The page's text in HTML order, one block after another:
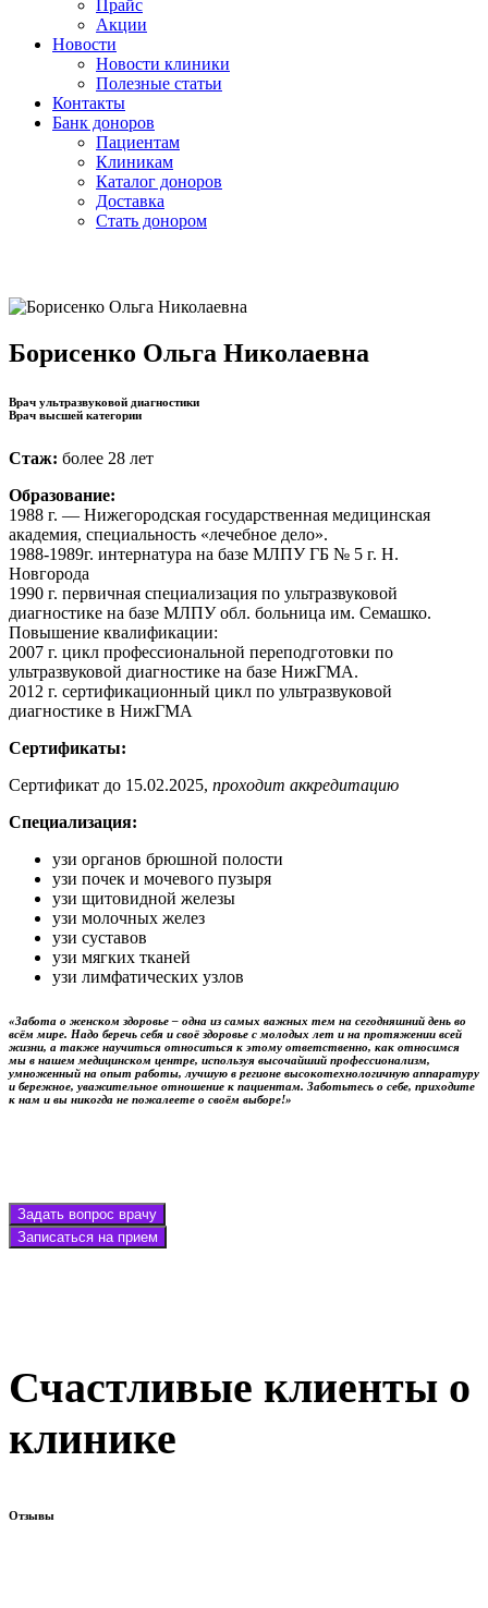
Прайс
Акции
Новости
Новости клиники
Полезные статьи
Контакты
Банк доноров
Пациентам
Клиникам
Каталог доноров
Доставка
Стать донором
Борисенко Ольга Николаевна
Врач ультразвуковой диагностики
Врач высшей категории
Стаж: более 28 лет
Образование:
1988 г. — Нижегородская государственная медицинская
академия, специальность «лечебное дело».
1988-1989г. интернатура на базе МЛПУ ГБ № 5 г. Н.
Новгорода
1990 г. первичная специализация по ультразвуковой
диагностике на базе МЛПУ обл. больница им. Семашко.
Повышение квалификации:
2007 г. цикл профессиональной переподготовки по
ультразвуковой диагностике на базе НижГМА.
2012 г. сертификационный цикл по ультразвуковой
диагностике в НижГМА
Сертификаты:
Сертификат до 15.02.2025, проходит аккредитацию
Специализация:
узи органов брюшной полости
узи почек и мочевого пузыря
узи щитовидной железы
узи молочных желез
узи суставов
узи мягких тканей
узи лимфатических узлов
«Забота о женском здоровье – одна из самых важных тем на сегодняшний день во
всём мире. Надо беречь себя и своё здоровье с молодых лет и на протяжении всей
жизни, а также научиться относиться к этому ответственно, как относимся
мы в нашем медицинском центре, используя высочайший профессионализм,
умноженный на опыт работы, лучшую в регионе высокотехнологичную аппаратуру
и бережное, уважительное отношение к пациентам. Заботьтесь о себе, приходите
к нам и вы никогда не пожалеете о своём выборе!»
Задать вопрос врачу
Записаться на прием
Счастливые клиенты о
клинике
Отзывы